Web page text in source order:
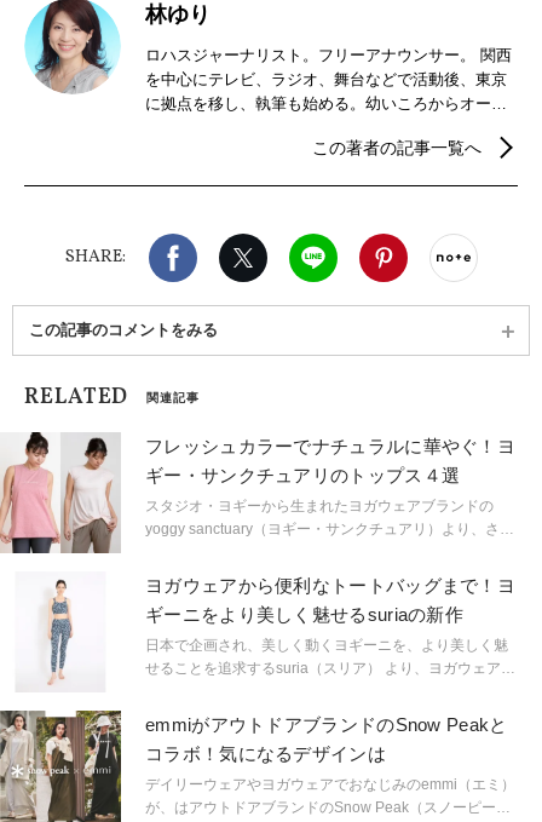
林ゆり
ロハスジャーナリスト。フリーアナウンサー。 関西
を中心にテレビ、ラジオ、舞台などで活動後、東京
に拠点を移し、執筆も始める。幼いころからオーガ
ァッション、コスメ、食べ物など、地球にやさし
この著者の記事一覧へ
SHARE:
Facebook X（旧twitter）
LINE Pinterest
この記事のコメントをみる
RELATED 関連記事
フレッシュカラーでナチュラルに華やぐ！ヨ
ギー・サンクチュアリのトップス４選
スタジオ・ヨギーから生まれたヨガウェアブランドの
yoggy sanctuary（ヨギー・サンクチュアリ）より、さら
ーのトップスをピックアップしました。
ヨガウェアから便利なトートバッグまで！ヨ
ギーニをより美しく魅せるsuriaの新作
日本で企画され、美しく動くヨギーニを、より美しく魅
せることを追求するsuria（スリア） より、ヨガウェアと
emmiがアウトドアブランドのSnow Peakと
コラボ！気になるデザインは
デイリーウェアやヨガウェアでおなじみのemmi（エミ）
が、はアウトドアブランドのSnow Peak（スノーピー